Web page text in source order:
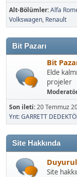
Alt-Bölümler Alfa
Volkswagen Renault
Bit Pazarı
Bit
Elde
projeler
Son ileti:20 Temmuz
Ynt: GARRETT
Site Hakkında
Site